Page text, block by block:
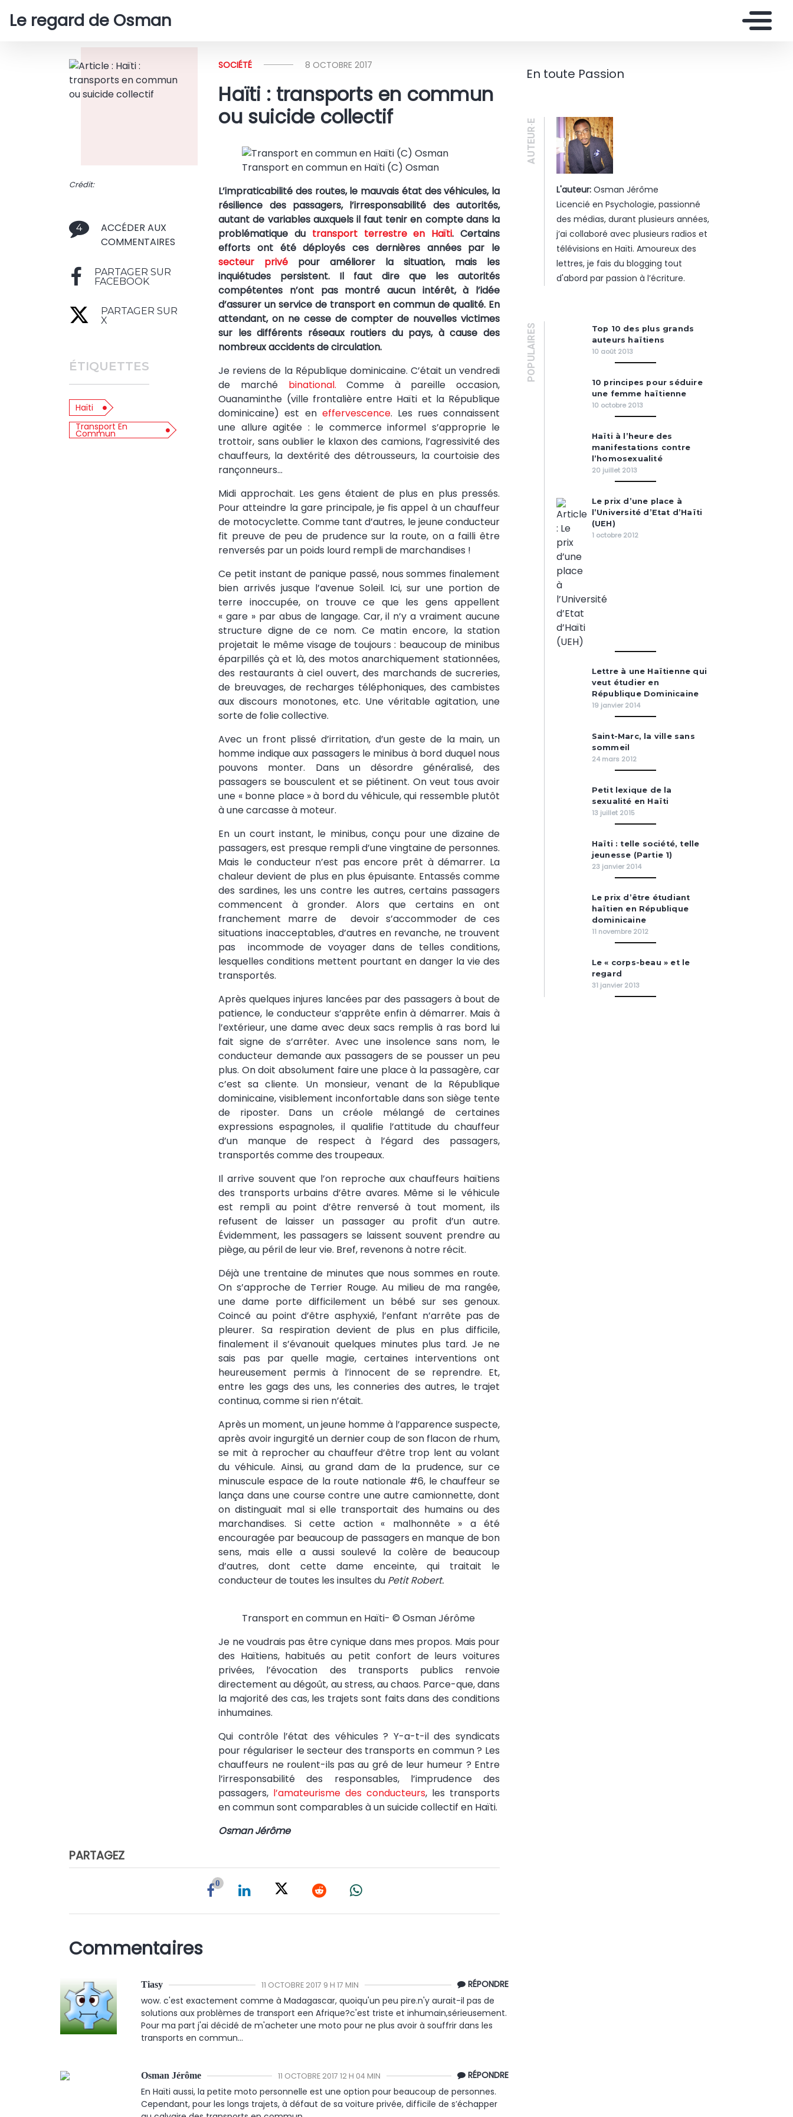
Le regard de Osman
Crédit:
4
ACCÉDER AUX
COMMENTAIRES
PARTAGER SUR
FACEBOOK
PARTAGER SUR
X
ÉTIQUETTES
Haïti
Transport En
Commun
SOCIÉTÉ 8 OCTOBRE 2017
Haïti : transports en commun
ou suicide collectif
Transport en commun en Haïti (C) Osman
L’impraticabilité des routes, le mauvais état des véhicules, la
résilience des passagers, l’irresponsabilité des autorités,
autant de variables auxquels il faut tenir en compte dans la
problématique du transport terrestre en Haïti. Certains
efforts ont été déployés ces dernières années par le
secteur privé pour améliorer la situation, mais les
inquiétudes persistent. Il faut dire que les autorités
compétentes n’ont pas montré aucun intérêt, à l’idée
d’assurer un service de transport en commun de qualité. En
attendant, on ne cesse de compter de nouvelles victimes
sur les différents réseaux routiers du pays, à cause des
nombreux accidents de circulation.
Je reviens de la République dominicaine. C’était un vendredi
de marché binational. Comme à pareille occasion,
Ouanaminthe (ville frontalière entre Haïti et la République
dominicaine) est en effervescence. Les rues connaissent
une allure agitée : le commerce informel s’approprie le
trottoir, sans oublier le klaxon des camions, l’agressivité des
chauffeurs, la dextérité des détrousseurs, la courtoisie des
rançonneurs…
Midi approchait. Les gens étaient de plus en plus pressés.
Pour atteindre la gare principale, je fis appel à un chauffeur
de motocyclette. Comme tant d’autres, le jeune conducteur
fit preuve de peu de prudence sur la route, on a failli être
renversés par un poids lourd rempli de marchandises !
Ce petit instant de panique passé, nous sommes finalement
bien arrivés jusque l’avenue Soleil. Ici, sur une portion de
terre inoccupée, on trouve ce que les gens appellent
« gare » par abus de langage. Car, il n’y a vraiment aucune
structure digne de ce nom. Ce matin encore, la station
projetait le même visage de toujours : beaucoup de minibus
éparpillés çà et là, des motos anarchiquement stationnées,
des restaurants à ciel ouvert, des marchands de sucreries,
de breuvages, de recharges téléphoniques, des cambistes
aux discours monotones, etc. Une véritable agitation, une
sorte de folie collective.
Avec un front plissé d’irritation, d’un geste de la main, un
homme indique aux passagers le minibus à bord duquel nous
pouvons monter. Dans un désordre généralisé, des
passagers se bousculent et se piétinent. On veut tous avoir
une « bonne place » à bord du véhicule, qui ressemble plutôt
à une carcasse à moteur.
En un court instant, le minibus, conçu pour une dizaine de
passagers, est presque rempli d’une vingtaine de personnes.
Mais le conducteur n’est pas encore prêt à démarrer. La
chaleur devient de plus en plus épuisante. Entassés comme
des sardines, les uns contre les autres, certains passagers
commencent à gronder. Alors que certains en ont
franchement marre de devoir s’accommoder de ces
situations inacceptables, d’autres en revanche, ne trouvent
pas incommode de voyager dans de telles conditions,
lesquelles conditions mettent pourtant en danger la vie des
transportés.
Après quelques injures lancées par des passagers à bout de
patience, le conducteur s’apprête enfin à démarrer. Mais à
l’extérieur, une dame avec deux sacs remplis à ras bord lui
fait signe de s’arrêter. Avec une insolence sans nom, le
conducteur demande aux passagers de se pousser un peu
plus. On doit absolument faire une place à la passagère, car
c’est sa cliente. Un monsieur, venant de la République
dominicaine, visiblement inconfortable dans son siège tente
de riposter. Dans un créole mélangé de certaines
expressions espagnoles, il qualifie l’attitude du chauffeur
d’un manque de respect à l’égard des passagers,
transportés comme des troupeaux.
Il arrive souvent que l’on reproche aux chauffeurs haïtiens
des transports urbains d’être avares. Même si le véhicule
est rempli au point d’être renversé à tout moment, ils
refusent de laisser un passager au profit d’un autre.
Évidemment, les passagers se laissent souvent prendre au
piège, au péril de leur vie. Bref, revenons à notre récit.
Déjà une trentaine de minutes que nous sommes en route.
On s’approche de Terrier Rouge. Au milieu de ma rangée,
une dame porte difficilement un bébé sur ses genoux.
Coincé au point d’être asphyxié, l’enfant n’arrête pas de
pleurer. Sa respiration devient de plus en plus difficile,
finalement il s’évanouit quelques minutes plus tard. Je ne
sais pas par quelle magie, certaines interventions ont
heureusement permis à l’innocent de se reprendre. Et,
entre les gags des uns, les conneries des autres, le trajet
continua, comme si rien n’était.
Après un moment, un jeune homme à l’apparence suspecte,
après avoir ingurgité un dernier coup de son flacon de rhum,
se mit à reprocher au chauffeur d’être trop lent au volant
du véhicule. Ainsi, au grand dam de la prudence, sur ce
minuscule espace de la route nationale #6, le chauffeur se
lança dans une course contre une autre camionnette, dont
on distinguait mal si elle transportait des humains ou des
marchandises. Si cette action « malhonnête » a été
encouragée par beaucoup de passagers en manque de bon
sens, mais elle a aussi soulevé la colère de beaucoup
d’autres, dont cette dame enceinte, qui traitait le
conducteur de toutes les insultes du Petit Robert.
Transport en commun en Haïti- © Osman Jérôme
Je ne voudrais pas être cynique dans mes propos. Mais pour
des Haïtiens, habitués au petit confort de leurs voitures
privées, l’évocation des transports publics renvoie
directement au dégoût, au stress, au chaos. Parce-que, dans
la majorité des cas, les trajets sont faits dans des conditions
inhumaines.
Qui contrôle l’état des véhicules ? Y-a-t-il des syndicats
pour régulariser le secteur des transports en commun ? Les
chauffeurs ne roulent-ils pas au gré de leur humeur ? Entre
l’irresponsabilité des responsables, l’imprudence des
passagers, l’amateurisme des conducteurs, les transports
en commun sont comparables à un suicide collectif en Haïti.
Osman Jérôme
PARTAGEZ
0
Commentaires
Tiasy 11 OCTOBRE 2017 9 H 17 MIN
RÉPONDRE
wow. c'est exactement comme à Madagascar, quoiqu'un peu pire.n'y aurait-il pas de
solutions aux problèmes de transport een Afrique?c'est triste et inhumain,sérieusement.
Pour ma part j'ai décidé de m'acheter une moto pour ne plus avoir à souffrir dans les
transports en commun...
Osman Jérôme 11 OCTOBRE 2017 12 H 04 MIN
RÉPONDRE
En Haïti aussi, la petite moto personnelle est une option pour beaucoup de personnes.
Cependant, pour les longs trajets, à défaut de sa voiture privée, difficile de s’échapper
En toute Passion
AUTEUR·E
L'auteur:Osman Jérôme
Licencié en Psychologie, passionné
des médias, durant plusieurs années,
j’ai collaboré avec plusieurs radios et
télévisions en Haïti. Amoureux des
lettres, je fais du blogging tout
d'abord par passion à l’écriture.
POPULAIRES
Top 10 des plus grands
auteurs haïtiens
10 août 2013
10 principes pour séduire
une femme haïtienne
10 octobre 2013
Haïti à l’heure des
manifestations contre
l’homosexualité
20 juillet 2013
Le prix d’une place à
l’Université d’Etat d’Haïti
(UEH)
1 octobre 2012
Lettre à une Haïtienne qui
veut étudier en
République Dominicaine
19 janvier 2014
Saint-Marc, la ville sans
sommeil
24 mars 2012
Petit lexique de la
sexualité en Haïti
13 juillet 2015
Haïti : telle société, telle
jeunesse (Partie 1)
23 janvier 2014
Le prix d’être étudiant
haïtien en République
dominicaine
11 novembre 2012
Le « corps-beau » et le
regard
31 janvier 2013